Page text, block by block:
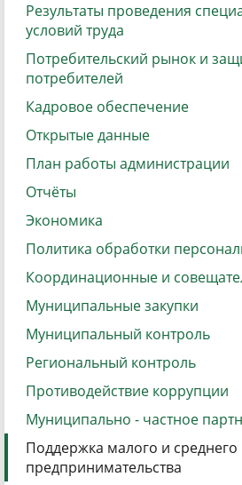
Результаты проведения
условий труда
Потребительский рынок и
потребителей
Кадровое обеспечение
Открытые данные
План работы администрации
Отчёты
Экономика
Политика обработки
Координационные и
Муниципальные закупки
Муниципальный контроль
Региональный контроль
Противодействие коррупции
Муниципально - частное
Поддержка малого и среднего
предпринимательства